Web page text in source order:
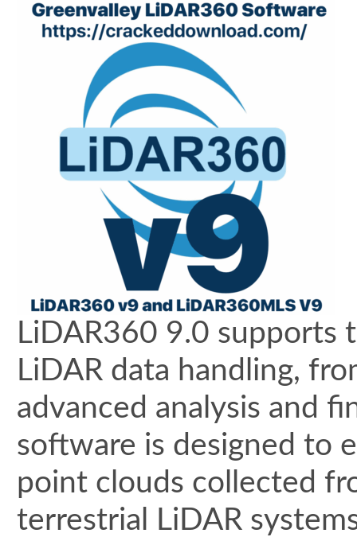
LiDAR360 9.0
LiDAR data handling,
advanced analysis and
software is designed to
point clouds collected
terrestrial LiDAR